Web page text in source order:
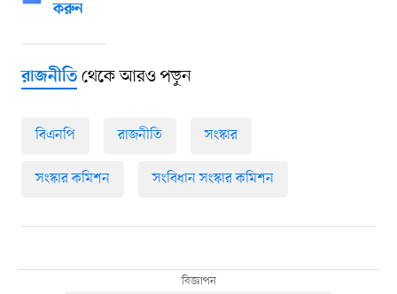
করুন
রাজনীতিথেকে আরও পড়ুন
বিএনপি রাজনীতি সংস্কার
সংস্কার কমিশন সংবিধান সংস্কার কমিশন